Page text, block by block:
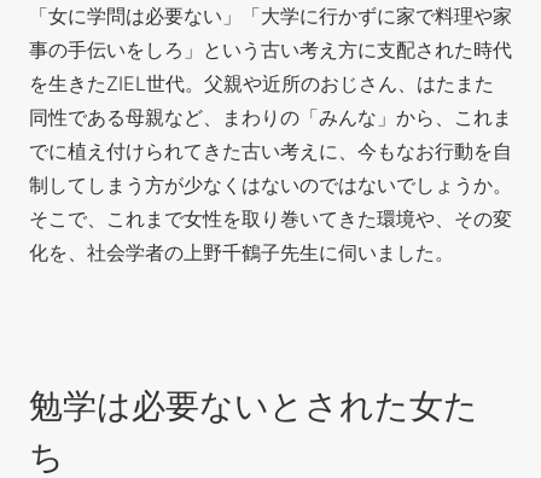
「女に学問は必要ない」「大学に行かずに家で料理や家
事の手伝いをしろ」という古い考え方に支配された時代
を生きたZIEL世代。父親や近所のおじさん、はたまた
同性である母親など、まわりの「みんな」から、これま
でに植え付けられてきた古い考えに、今もなお行動を自
制してしまう方が少なくはないのではないでしょうか。
そこで、これまで女性を取り巻いてきた環境や、その変
化を、社会学者の上野千鶴子先生に伺いました。
勉学は必要ないとされた女た
ち